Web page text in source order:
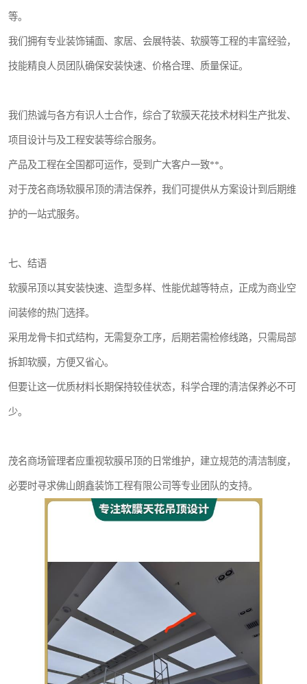
等。
我们拥有专业装饰铺面、家居、会展特装、软膜等工程的丰富经验，
技能精良人员团队确保安装快速、价格合理、质量保证。
我们热诚与各方有识人士合作，综合了软膜天花技术材料生产批发、
项目设计与及工程安装等综合服务。
产品及工程在全国都可运作，受到广大客户一致**。
对于茂名商场软膜吊顶的清洁保养，我们可提供从方案设计到后期维
护的一站式服务。
七、结语
软膜吊顶以其安装快速、造型多样、性能优越等特点，正成为商业空
间装修的热门选择。
采用龙骨卡扣式结构，无需复杂工序，后期若需检修线路，只需局部
拆卸软膜，方便又省心。
但要让这一优质材料长期保持较佳状态，科学合理的清洁保养必不可
少。
茂名商场管理者应重视软膜吊顶的日常维护，建立规范的清洁制度，
必要时寻求佛山朗鑫装饰工程有限公司等专业团队的支持。